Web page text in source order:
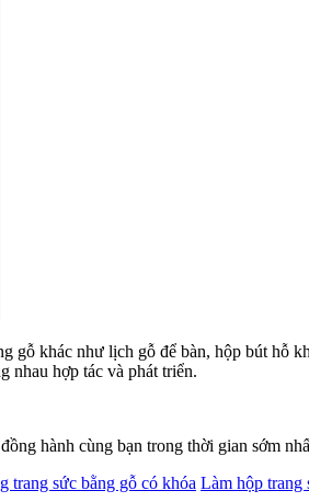
gỗ khác như lịch gỗ để bàn, hộp bút hỗ
nhau hợp tác và phát triển.
hành cùng bạn trong thời gian sớm
trang sức bằng gỗ có khóa Làm hộp trang